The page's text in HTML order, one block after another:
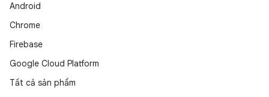
Android
Chrome
Firebase
Google Cloud Platform
Tất cả sản phẩm